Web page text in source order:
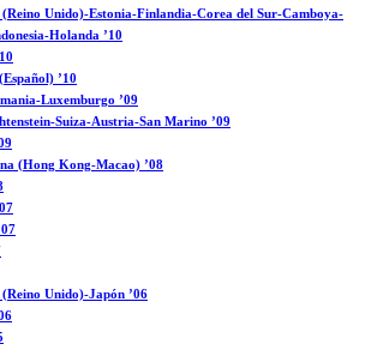
Unido)-Estonia-Finlandia-Corea del Sur-Camboya-
Holanda ’10
’10
Luxemburgo ’09
Suiza-Austria-San Marino ’09
(Hong Kong-Macao) ’08
Unido)-Japón ’06